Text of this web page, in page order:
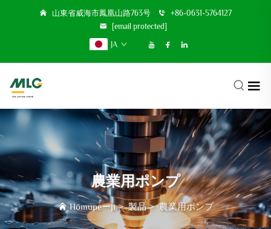
山東省威海市鳳凰山路763号
+86-0631-5764127
[email protected]
JA
農業用ポンプ
Hōmupeーji>製品>農業用ポンプ